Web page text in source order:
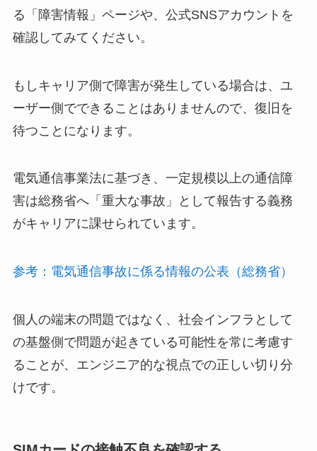
る「障害情報」ページや、公式SNSアカウントを
確認してみてください。
もしキャリア側で障害が発生している場合は、ユ
ーザー側でできることはありませんので、復旧を
待つことになります。
電気通信事業法に基づき、一定規模以上の通信障
害は総務省へ「重大な事故」として報告する義務
がキャリアに課せられています。
参考：電気通信事故に係る情報の公表（総務省）
個人の端末の問題ではなく、社会インフラとして
の基盤側で問題が起きている可能性を常に考慮す
ることが、エンジニア的な視点での正しい切り分
けです。